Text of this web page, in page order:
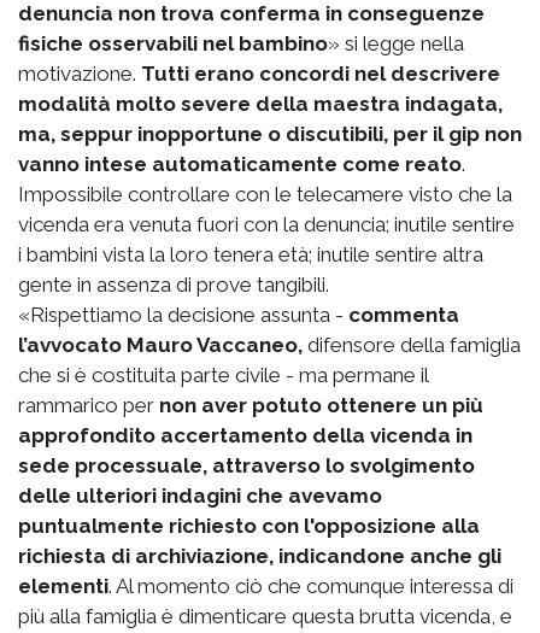
denuncia non trova conferma in conseguenze
fisiche osservabili nel bambino» si legge nella
motivazione. Tutti erano concordi nel descrivere
modalità molto severe della maestra indagata,
ma, seppur inopportune o discutibili, per il gip non
vanno intese automaticamente come reato.
Impossibile controllare con le telecamere visto che la
vicenda era venuta fuori con la denuncia; inutile sentire
i bambini vista la loro tenera età; inutile sentire altra
gente in assenza di prove tangibili.
«Rispettiamo la decisione assunta - commenta
l’avvocato Mauro Vaccaneo, difensore della famiglia
che si è costituita parte civile - ma permane il
rammarico per non aver potuto ottenere un più
approfondito accertamento della vicenda in
sede processuale, attraverso lo svolgimento
delle ulteriori indagini che avevamo
puntualmente richiesto con l'opposizione alla
richiesta di archiviazione, indicandone anche gli
elementi. Al momento ciò che comunque interessa di
più alla famiglia è dimenticare questa brutta vicenda, e